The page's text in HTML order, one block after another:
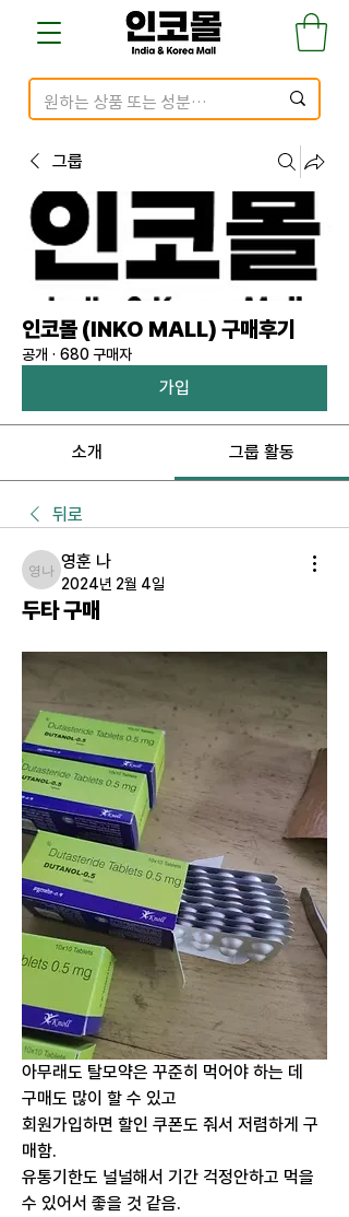
그룹
인코몰 (INKO MALL) 구매후기
공개 · 680 구매자
가입
소개 그룹 활동
뒤로
영훈 나
영훈 나
2024년 2월 4일
두타 구매
아무래도 탈모약은 꾸준히 먹어야 하는 데
구매도 많이 할 수 있고
회원가입하면 할인 쿠폰도 줘서 저렴하게 구
매함.
유통기한도 널널해서 기간 걱정안하고 먹을
수 있어서 좋을 것 같음.